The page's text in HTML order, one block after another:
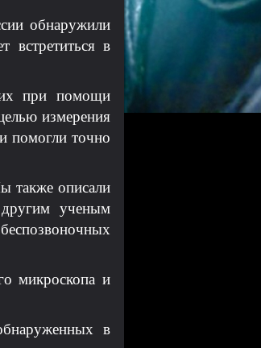
обнаружили
в
при помощи
измерения
помогли точно
также описали
ученым
микроскопа и
в